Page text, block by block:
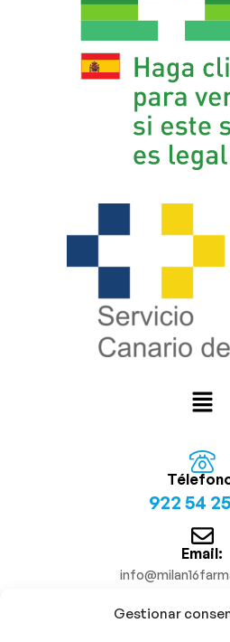
Gestionar
922 54
Email: